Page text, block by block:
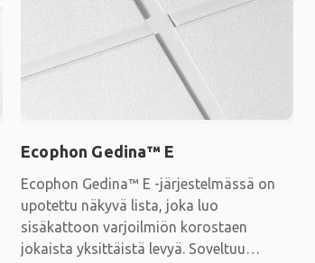
Ecophon Gedina™ E
Ecophon Gedina™ E -järjestelmässä on
upotettu näkyvä lista, joka luo
sisäkattoon varjoilmiön korostaen
jokaista yksittäistä levyä. Soveltuu